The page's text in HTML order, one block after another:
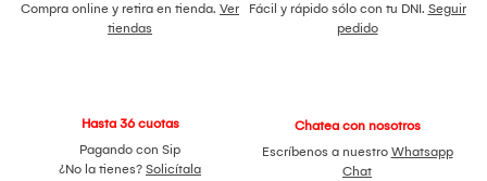
Compra online y retira en tienda. Ver
tiendas
Fácil y rápido sólo con tu DNI. Seguir
pedido
Hasta 36 cuotas
Pagando con Sip
¿No la tienes? Solicítala
Chatea con nosotros
Escríbenos a nuestro Whatsapp
Chat